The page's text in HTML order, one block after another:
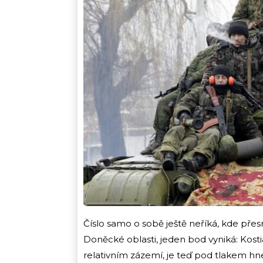
Číslo samo o sobě ještě neříká, kde
Doněcké oblasti, jeden bod vyniká:
relativním zázemí, je teď pod tlakem